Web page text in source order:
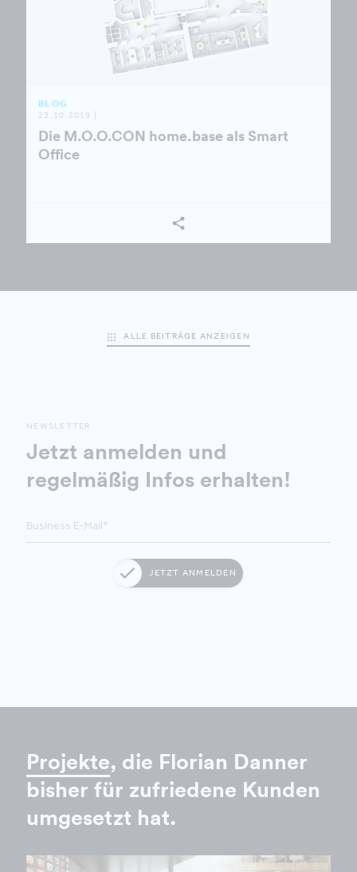
BLOG
23.10.2019 |
Die M.O.O.CON home.base als Smart
Office
ALLE BEITRÄGE ANZEIGEN
NEWSLETTER
Jetzt anmelden und
regelmäßig Infos erhalten!
JETZT ANMELDEN
Projekte, die Florian Danner
bisher für zufriedene Kunden
umgesetzt hat.